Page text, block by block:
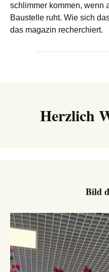
schlimmer kommen, wenn
Baustelle ruht. Wie sich
das magazin recherchiert.
Herzlich
Bild